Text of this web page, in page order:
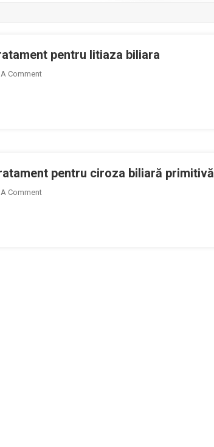
pentru litiaza biliara
CommentOn
Litiazapentru ciroza biliară primitivă
CommentOn